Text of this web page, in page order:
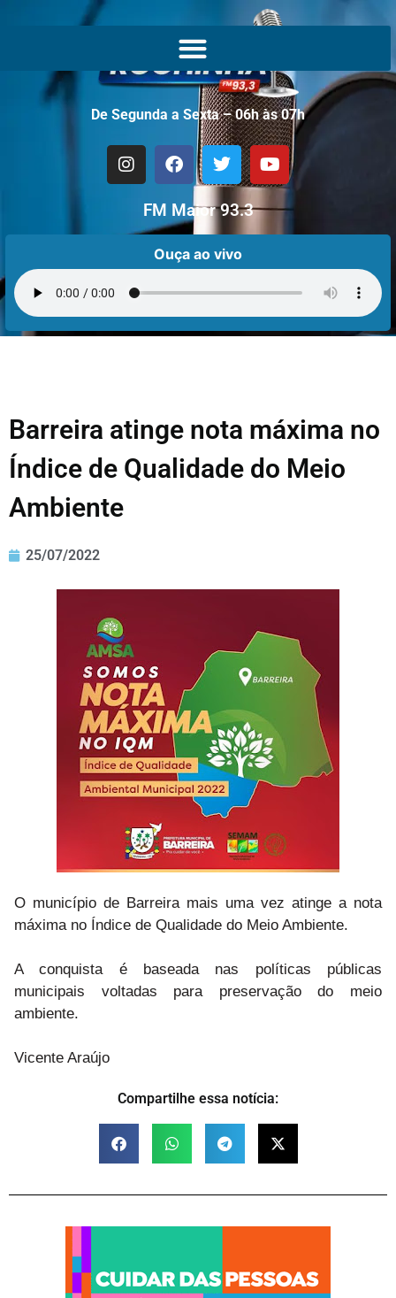
De Segunda a Sexta – 06h às 07h
FM Maior 93.3
Ouça ao vivo
Barreira atinge nota máxima no
Índice de Qualidade do Meio
Ambiente
25/07/2022
O município de Barreira mais uma vez atinge a nota
máxima no Índice de Qualidade do Meio Ambiente.
A conquista é baseada nas políticas públicas
municipais voltadas para preservação do meio
ambiente.
Vicente Araújo
Compartilhe essa notícia: